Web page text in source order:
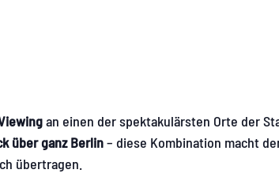
an einen der spektakulärsten Orte der
über ganz Berlin– diese Kombination macht
übertragen.